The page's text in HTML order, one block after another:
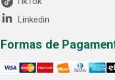
Linkedin
Formas de